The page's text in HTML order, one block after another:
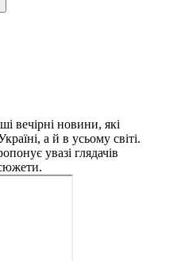
вечірні новини, які
а й в усьому світі.
увазі глядачів